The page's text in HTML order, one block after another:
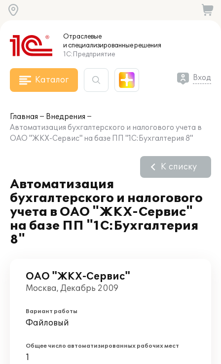
Отраслевые
и специализированныерешения
1С:Предприятие
Каталог Вход
Главная
Внедрения
Автоматизация бухгалтерского и налогового учета в
ОАО "ЖКХ-Сервис" на базе ПП "1С:Бухгалтерия 8"
Автоматизация
бухгалтерского и налогового
учета в ОАО "ЖКХ-Сервис"
на базе ПП "1С:Бухгалтерия
8"
К списку
ОАО "ЖКХ-Сервис"
Москва, Декабрь 2009
Вариант работы
Файловый
Общее число автоматизированных рабочих мест
1